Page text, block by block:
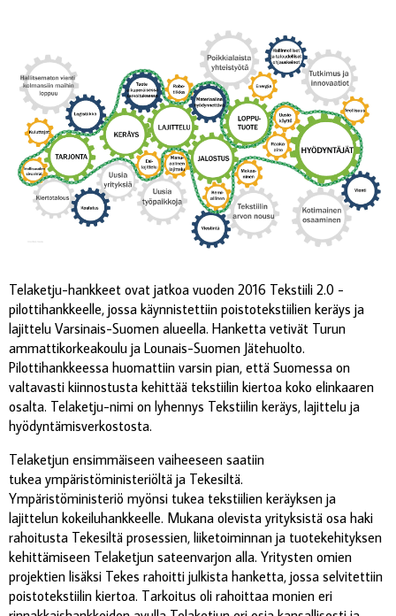
Telaketju-hankkeet ovat jatkoa vuoden 2016 Tekstiili 2.0 -
pilottihankkeelle, jossa käynnistettiin poistotekstiilien keräys ja
lajittelu Varsinais-Suomen alueella. Hanketta vetivät Turun
ammattikorkeakoulu ja Lounais-Suomen Jätehuolto.
Pilottihankkeessa huomattiin varsin pian, että Suomessa on
valtavasti kiinnostusta kehittää tekstiilin kiertoa koko elinkaaren
osalta. Telaketju-nimi on lyhennys Tekstiilin keräys, lajittelu ja
hyödyntämisverkostosta.
Telaketjun ensimmäiseen vaiheeseen saatiin
tukea ympäristöministeriöltä ja Tekesiltä.
Ympäristöministeriö myönsi tukea tekstiilien keräyksen ja
lajittelun kokeiluhankkeelle. Mukana olevista yrityksistä osa haki
rahoitusta Tekesiltä prosessien, liiketoiminnan ja tuotekehityksen
kehittämiseen Telaketjun sateenvarjon alla. Yritysten omien
projektien lisäksi Tekes rahoitti julkista hanketta, jossa selvitettiin
poistotekstiilin kiertoa. Tarkoitus oli rahoittaa monien eri